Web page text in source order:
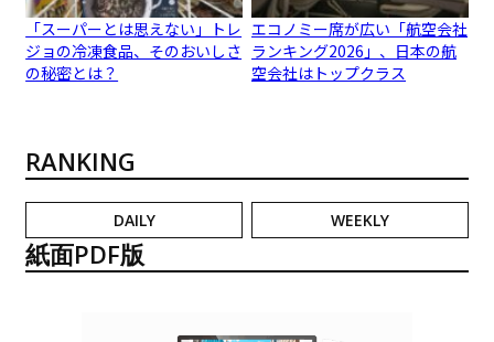
「スーパーとは思えない」トレ
ジョの冷凍食品、そのおいしさ
の秘密とは？
エコノミー席が広い「航空会社
ランキング2026」、日本の航
空会社はトップクラス
RANKING
DAILY WEEKLY
紙面PDF版